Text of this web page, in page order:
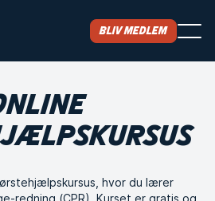
Bliv medlem
hvor du lærer
redning (CPR). Kurset er gratis og